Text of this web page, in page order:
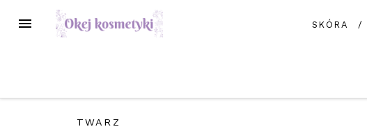
MENU
SKÓRA
TWARZ